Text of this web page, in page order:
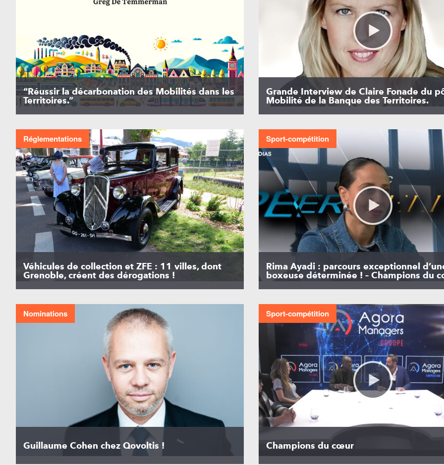
“Réussir la décarbonation des Mobilités dans les
Territoires.”
Grande Interview de Claire Fonade du
Mobilité de la Banque des Territoires.
Réglementations
Véhicules de collection et ZFE : 11 villes, dont
Grenoble, créent des dérogations !
Sport-compétition
Rima Ayadi : parcours exceptionnel
boxeuse déterminée ! – Champions du
Nominations
Guillaume Cohen chez Qovoltis !
Sport-compétition
Champions du cœur